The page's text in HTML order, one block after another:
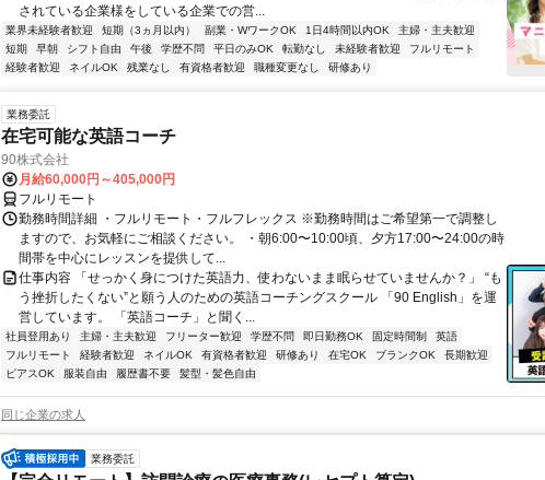
されている企業様をしている企業での営...
業界未経験者歓迎 短期（3ヵ月以内） 副業・WワークOK 1日4時間以内OK
主婦・主夫歓迎
短期
早朝 シフト自由 午後 学歴不問 平日のみOK 転勤なし 未経験者歓迎
フルリモート
経験者歓迎
ネイルOK 残業なし 有資格者歓迎 職種変更なし 研修あり
業務委託
在宅可能な英語コーチ
90株式会社
月給60,000円～405,000円
フルリモート
勤務時間詳細 ・フルリモート・フルフレックス ※勤務時間はご希望第一で調整し
ますので、お気軽にご相談ください。 ・朝6:00〜10:00頃、夕方17:00〜24:00の時
間帯を中心にレッスンを提供して...
仕事内容 「せっかく身につけた英語力、使わないまま眠らせていませんか？」 “も
う挫折したくない”と願う人のための英語コーチングスクール 「90 English」を運
営しています。 「英語コーチ」と聞く...
社員登用あり 主婦・主夫歓迎 フリーター歓迎 学歴不問 即日勤務OK 固定時間制
英語
フルリモート
経験者歓迎 ネイルOK 有資格者歓迎 研修あり 在宅OK ブランクOK
長期歓迎
ピアスOK
服装自由 履歴書不要 髪型・髪色自由
同じ企業の求人
業務委託